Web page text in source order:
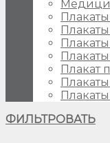
Плакат
ФИЛЬТРОВАТЬ